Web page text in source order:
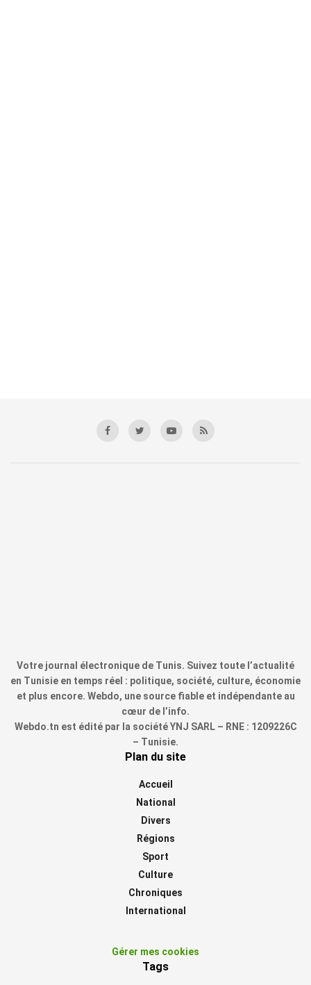
Votre journal électronique de Tunis. Suivez toute l’actualité
en Tunisie en temps réel : politique, société, culture, économie
et plus encore. Webdo, une source fiable et indépendante au
cœur de l’info.
Webdo.tn est édité par la société YNJ SARL – RNE : 1209226C
– Tunisie.
Plan du site
Accueil
National
Divers
Régions
Sport
Culture
Chroniques
International
Gérer mes cookies
Tags